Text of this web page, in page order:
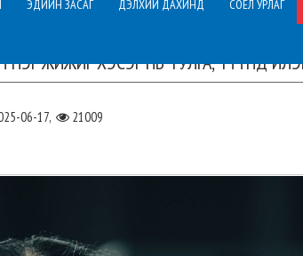
ЭДИЙН ЗАСАГ ДЭЛХИЙ ДАХИНД СОЁЛ УРЛАГ
НЭГ ЖИЖИГ ХЭСЭГ НЬ ТУЛГА, ТҮҮНД
06-17, 21009